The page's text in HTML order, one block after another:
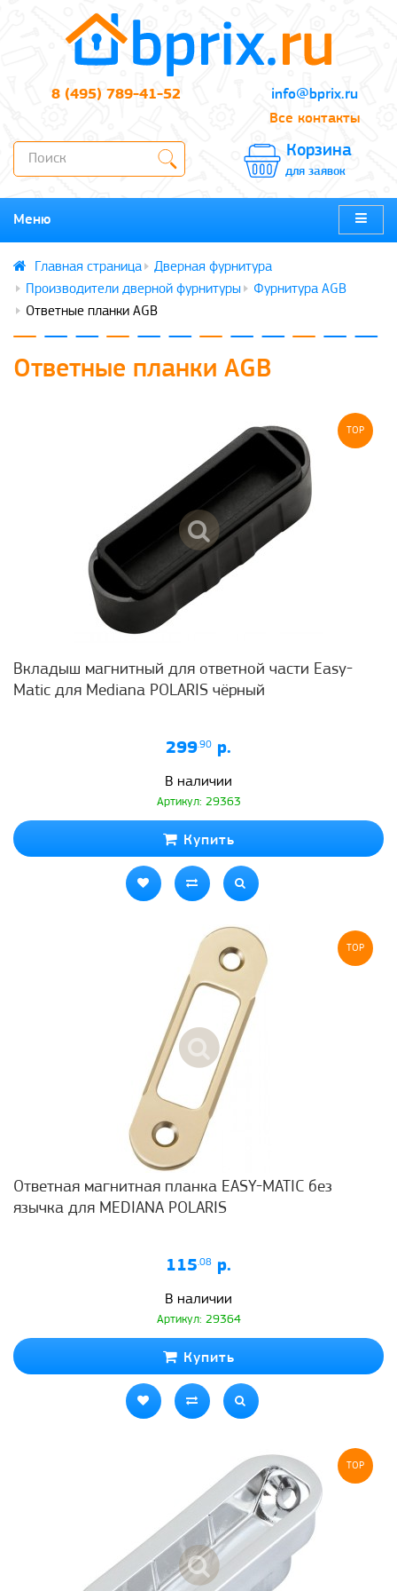
8 (495) 789-41-52
info@bprix.ru
Все контакты
Корзина
для заявок
Меню
Дверная фурнитура
Производители дверной фурнитуры
Фурнитура AGB
Ответные планки AGB
Ответные планки AGB
TOP
Вкладыш магнитный для ответной части Easy-
Matic для Mediana POLARIS чёрный
299.90 р.
В наличии
Артикул: 29363
Купить
TOP
Ответная магнитная планка EASY-MATIC без
язычка для MEDIANA POLARIS
115.08 р.
В наличии
Артикул: 29364
Купить
TOP